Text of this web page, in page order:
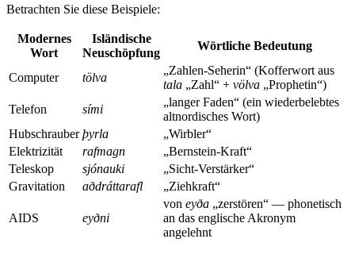
Betrachten Sie diese Beispiele:
Modernes
Wort
Isländische
Neuschöpfung
Wörtliche Bedeutung
Computer tölva
„Zahlen-Seherin“ (Kofferwort aus
tala „Zahl“ + völva „Prophetin“)
Telefon
sími
„langer Faden“ (ein wiederbelebtes
altnordisches Wort)
Hubschrauber þyrla
„Wirbler“
Elektrizität
rafmagn
„Bernstein-Kraft“
Teleskop
sjónauki
„Sicht-Verstärker“
Gravitation
aðdráttarafl „Ziehkraft“
AIDS eyðni
von eyða „zerstören“ — phonetisch
an das englische Akronym
angelehnt